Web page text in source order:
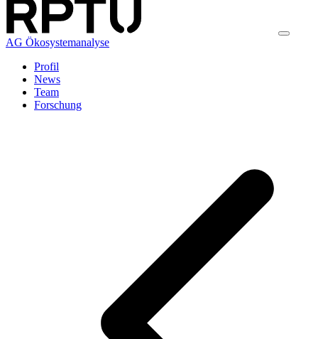
AG Ökosystemanalyse
Profil
News
Team
Forschung